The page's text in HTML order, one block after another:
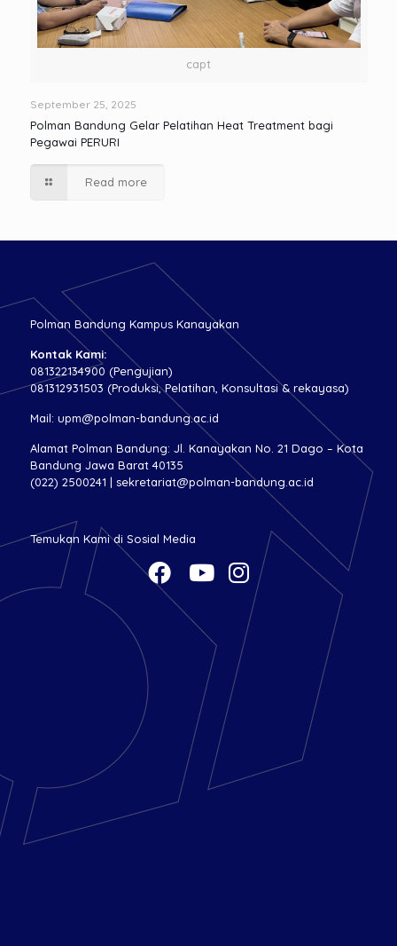
capt
September 25, 2025
Polman Bandung Gelar Pelatihan Heat Treatment bagi
Pegawai PERURI
Read more
Polman Bandung Kampus Kanayakan
Kontak Kami:
081322134900 (Pengujian)
081312931503 (Produksi, Pelatihan, Konsultasi & rekayasa)
Mail: upm@polman-bandung.ac.id
Alamat Polman Bandung: Jl. Kanayakan No. 21 Dago – Kota
Bandung Jawa Barat 40135
(022) 2500241 | sekretariat@polman-bandung.ac.id
Temukan Kami di Sosial Media